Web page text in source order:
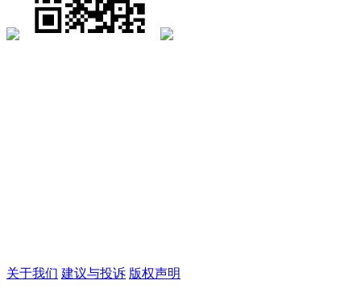
关于我们 建议与投诉 版权声明